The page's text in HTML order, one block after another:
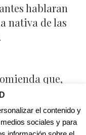
hablaran
nativa de las
que,
que
ninguna
el contenido y
sociales y para